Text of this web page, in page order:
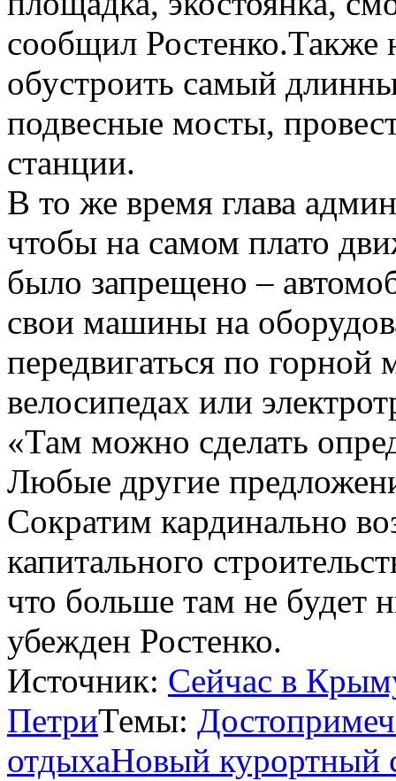
сообщил Ростенко.Также
обустроить самый
подвесные мосты,
станции.
В то же время глава
чтобы на самом плато
было запрещено –
свои машины на
передвигаться по
велосипедах или
«Там можно сделать
Любые другие
Сократим кардинально
капитального
что больше там не будет
убежден Ростенко.
Источник: Сейчас в
ПетриТемы:
отдыхаНовый курортный